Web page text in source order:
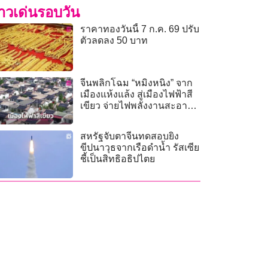
วเด่นรอบวัน
ราคาทองวันนี้ 7 ก.ค. 69 ปรับ
ตัวลดลง 50 บาท
จีนพลิกโฉม “หมิงหนิง” จาก
เมืองแห้งแล้ง สู่เมืองไฟฟ้าสี
เขียว จ่ายไฟพลังงานสะอาด
สหรัฐจับตาจีนทดสอบยิง
ขีปนาวุธจากเรือดำน้ำ รัสเซีย
ชี้เป็นสิทธิอธิปไตย